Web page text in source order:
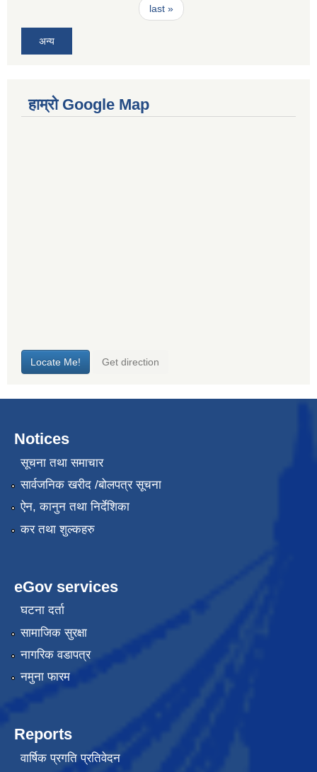
last »
अन्य
हाम्रो Google Map
Notices
सूचना तथा समाचार
सार्वजनिक खरीद /बोलपत्र सूचना
ऐन, कानुन तथा निर्देशिका
कर तथा शुल्कहरु
eGov services
घटना दर्ता
सामाजिक सुरक्षा
नागरिक वडापत्र
नमुना फारम
Reports
वार्षिक प्रगति प्रतिवेदन